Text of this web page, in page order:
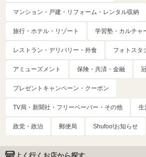
マンション・戸建・リフォーム・レンタル収納
旅行・ホテル・リゾート 学習塾・カルチャ
レストラン・デリバリー・外食 フォトスタ
アミューズメント 保険・共済・金融
プレゼントキャンペーン・クーポン
TV局・新聞社・フリーペーパー・その他 生
政党・政治 郵便局 Shufoo!お知らせ